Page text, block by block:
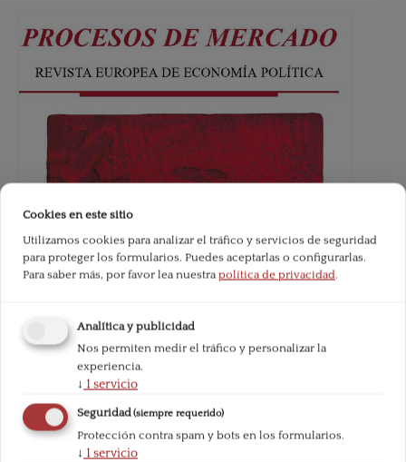
Cookies en este sitio
Utilizamos cookies para analizar el tráfico y servicios de seguridad
para proteger los formularios. Puedes aceptarlas o configurarlas.
Para saber más, por favor lea nuestra política de privacidad.
Analítica y publicidad
Nos permiten medir el tráfico y personalizar la
experiencia.
↓ 1servicio
Seguridad(siempre requerido)
Protección contra spam y bots en los formularios.
↓ 1servicio